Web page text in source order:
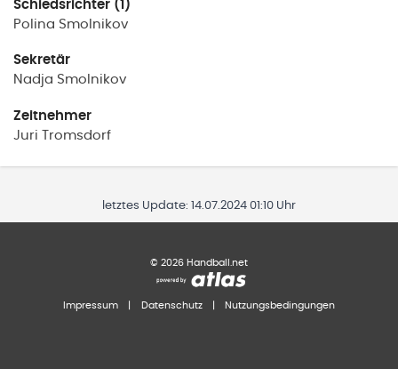
Schiedsrichter (1)
Polina Smolnikov
Sekretär
Nadja Smolnikov
Zeitnehmer
Juri
Tromsdorf
letztes Update: 14.07.2024 01:10 Uhr
© 2026 Handball.net
Impressum Datenschutz Nutzungsbedingungen